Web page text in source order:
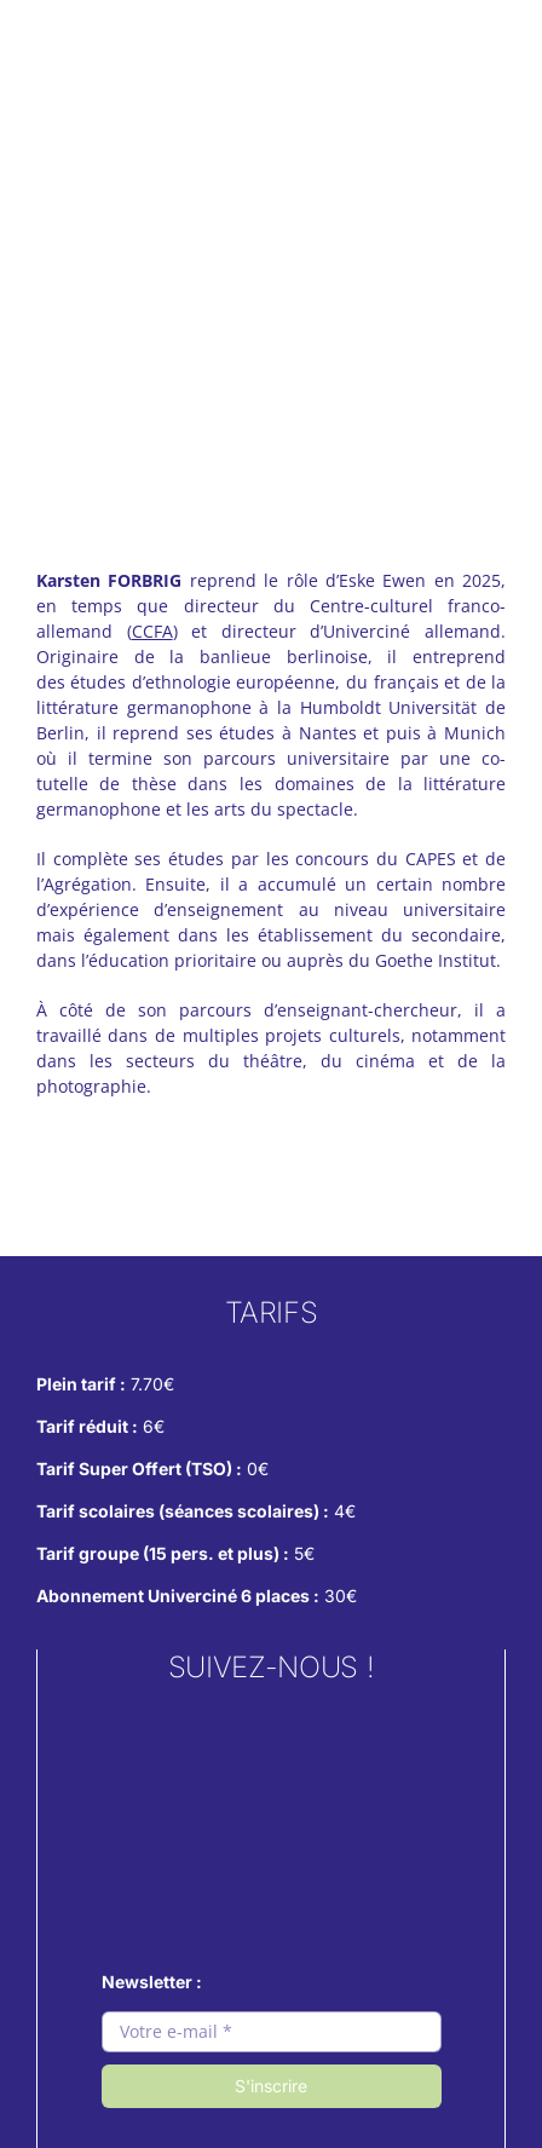
Karsten FORBRIG reprend le rôle d’Eske Ewen en 2025,
en temps que directeur du Centre-culturel franco-
allemand (CCFA) et directeur d’Univerciné allemand.
Originaire de la banlieue berlinoise, il entreprend
des études d’ethnologie européenne, du français et de la
littérature germanophone à la Humboldt Universität de
Berlin, il reprend ses études à Nantes et puis à Munich
où il termine son parcours universitaire par une co-
tutelle de thèse dans les domaines de la littérature
germanophone et les arts du spectacle.
Il complète ses études par les concours du CAPES et de
l’Agrégation. Ensuite, il a accumulé un certain nombre
d’expérience d’enseignement au niveau universitaire
mais également dans les établissement du secondaire,
dans l’éducation prioritaire ou auprès du Goethe Institut.
À côté de son parcours d’enseignant-chercheur, il a
travaillé dans de multiples projets culturels, notamment
dans les secteurs du théâtre, du cinéma et de la
photographie.
TARIFS
Plein tarif : 7.70€
Tarif réduit : 6€
Tarif Super Offert (TSO) : 0€
Tarif scolaires (séances scolaires) : 4€
Tarif groupe (15 pers. et plus) : 5€
Abonnement Univerciné 6 places : 30€
SUIVEZ-NOUS !
Newsletter :
S'inscrire